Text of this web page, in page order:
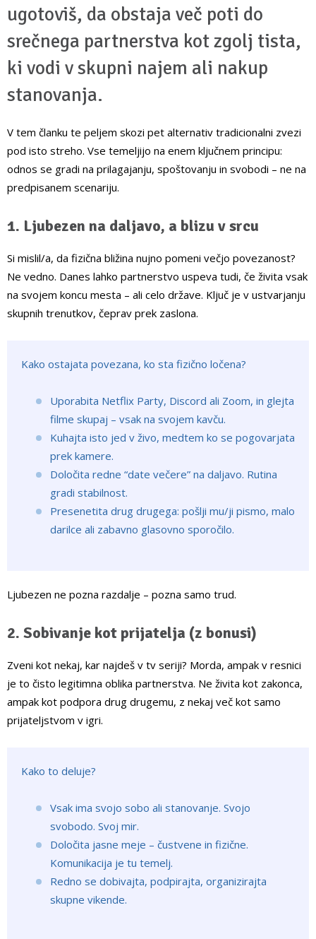
ugotoviš, da obstaja več poti do
srečnega partnerstva kot zgolj tista,
ki vodi v skupni najem ali nakup
stanovanja.
V tem članku te peljem skozi pet alternativ tradicionalni zvezi
pod isto streho. Vse temeljijo na enem ključnem principu:
odnos se gradi na prilagajanju, spoštovanju in svobodi – ne na
predpisanem scenariju.
1. Ljubezen na daljavo, a blizu v srcu
Si mislil/a, da fizična bližina nujno pomeni večjo povezanost?
Ne vedno. Danes lahko partnerstvo uspeva tudi, če živita vsak
na svojem koncu mesta – ali celo države. Ključ je v ustvarjanju
skupnih trenutkov, čeprav prek zaslona.
Kako ostajata povezana, ko sta fizično ločena?
Uporabita Netflix Party, Discord ali Zoom, in glejta
filme skupaj – vsak na svojem kavču.
Kuhajta isto jed v živo, medtem ko se pogovarjata
prek kamere.
Določita redne “date večere” na daljavo. Rutina
gradi stabilnost.
Presenetita drug drugega: pošlji mu/ji pismo, malo
darilce ali zabavno glasovno sporočilo.
Ljubezen ne pozna razdalje – pozna samo trud.
2. Sobivanje kot prijatelja (z bonusi)
Zveni kot nekaj, kar najdeš v tv seriji? Morda, ampak v resnici
je to čisto legitimna oblika partnerstva. Ne živita kot zakonca,
ampak kot podpora drug drugemu, z nekaj več kot samo
prijateljstvom v igri.
Kako to deluje?
Vsak ima svojo sobo ali stanovanje. Svojo
svobodo. Svoj mir.
Določita jasne meje – čustvene in fizične.
Komunikacija je tu temelj.
Redno se dobivajta, podpirajta, organizirajta
skupne vikende.